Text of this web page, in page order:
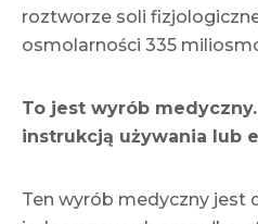
roztworze soli
osmolarności 335
To jest wyrób
instrukcją używania lub
Ten wyrób medyczny jest